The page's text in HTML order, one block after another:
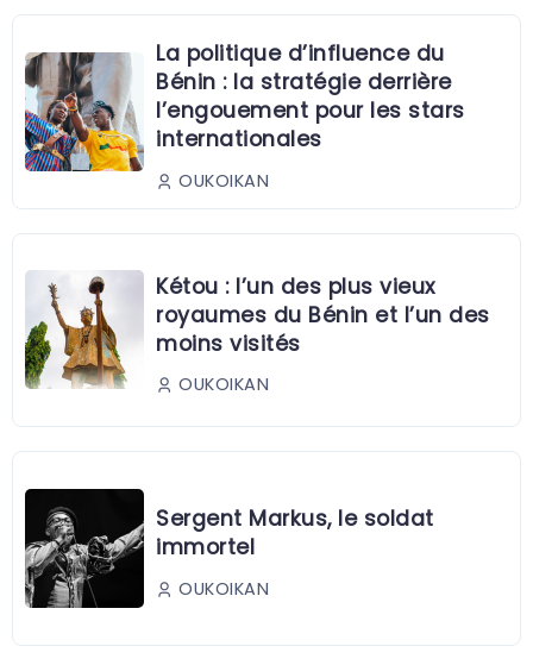
La politique d’influence du
Bénin : la stratégie derrière
l’engouement pour les stars
internationales
OUKOIKAN
Kétou : l’un des plus vieux
royaumes du Bénin et l’un des
moins visités
OUKOIKAN
Sergent Markus, le soldat
immortel
OUKOIKAN